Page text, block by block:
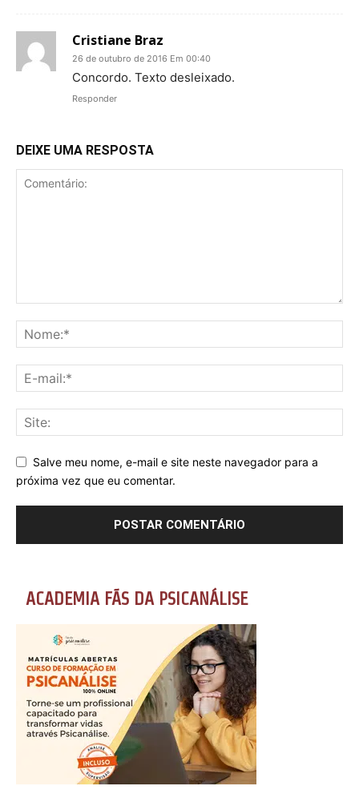
Cristiane Braz
26 de outubro de 2016 Em 00:40
Concordo. Texto desleixado.
Responder
DEIXE UMA RESPOSTA
Salve meu nome, e-mail e site neste navegador para a
próxima vez que eu comentar.
ACADEMIA FÃS DA PSICANÁLISE